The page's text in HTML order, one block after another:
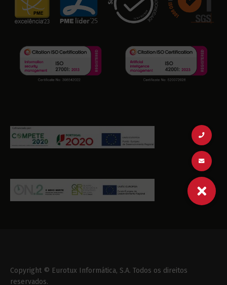
Copyright © Eurotux Informática, S.A. Todos os direitos
reservados.